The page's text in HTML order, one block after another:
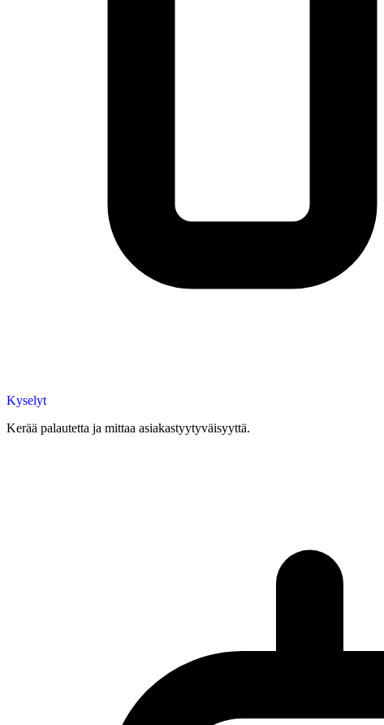
Kyselyt
Kerää palautetta ja mittaa asiakastyytyväisyyttä.